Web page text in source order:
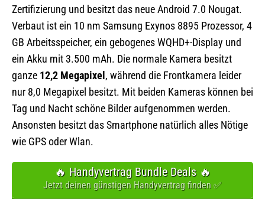
Zertifizierung und besitzt das neue Android 7.0 Nougat.
Verbaut ist ein 10 nm Samsung Exynos 8895 Prozessor, 4
GB Arbeitsspeicher, ein gebogenes WQHD+-Display und
ein Akku mit 3.500 mAh. Die normale Kamera besitzt
ganze 12,2 Megapixel, während die Frontkamera leider
nur 8,0 Megapixel besitzt. Mit beiden Kameras können bei
Tag und Nacht schöne Bilder aufgenommen werden.
Ansonsten besitzt das Smartphone natürlich alles Nötige
wie GPS oder Wlan.
🔥 Handyvertrag Bundle Deals 🔥
Jetzt deinen günstigen Handyvertrag finden ✅